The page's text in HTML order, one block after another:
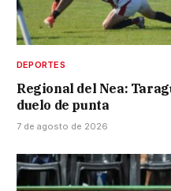
DEPORTES
Regional del Nea:
duelo de punta
7 de agosto de 2026